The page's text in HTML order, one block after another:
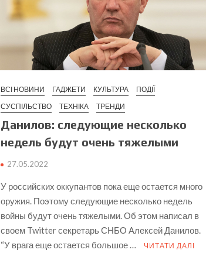
ВСІ НОВИНИ ГАДЖЕТИ КУЛЬТУРА
ПОДІЇ
СУСПІЛЬСТВО
ТЕХНІКА ТРЕНДИ
Данилов: следующие несколько
недель будут очень тяжелыми
27.05.2022
У российских оккупантов пока еще остается много
оружия. Поэтому следующие несколько недель
войны будут очень тяжелыми. Об этом написал в
своем Twitter секретарь СНБО Алексей Данилов.
“У врага еще остается большое …
ЧИТАТИ ДАЛІ